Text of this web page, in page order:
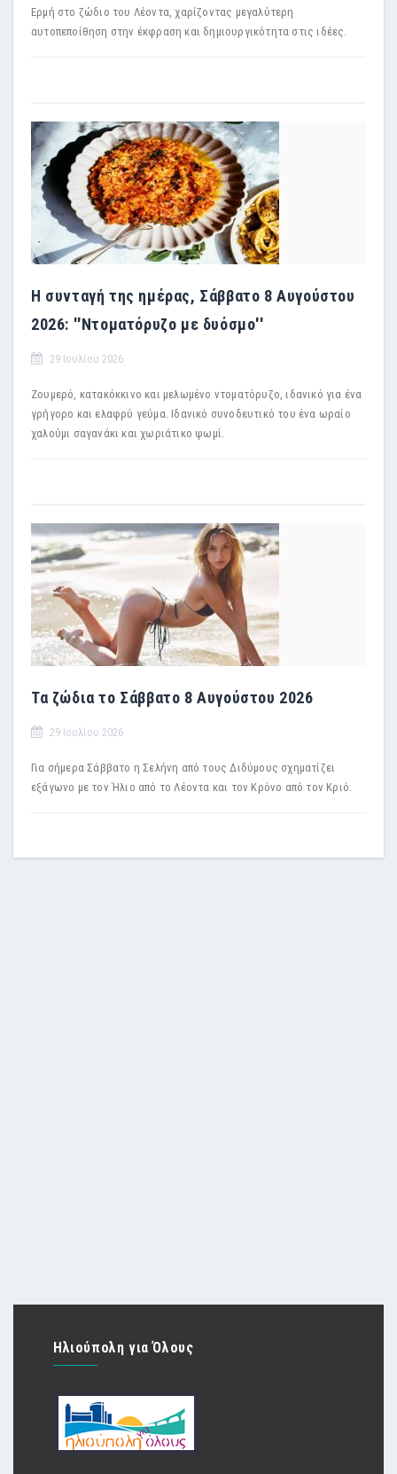
Ερμή στο ζώδιο του Λέοντα, χαρίζοντας μεγαλύτερη
αυτοπεποίθηση στην έκφραση και δημιουργικότητα στις ιδέες.
Η συνταγή της ημέρας, Σάββατο 8 Αυγούστου
2026: ''Ντοματόρυζο με δυόσμο''
29 Ιουλίου 2026
Ζουμερό, κατακόκκινο και μελωμένο ντοματόρυζο, ιδανικό για ένα
γρήγορο και ελαφρύ γεύμα. Ιδανικό συνοδευτικό του ένα ωραίο
χαλούμι σαγανάκι και χωριάτικο ψωμί.
Τα ζώδια το Σάββατο 8 Αυγούστου 2026
29 Ιουλίου 2026
Για σήμερα Σάββατο η Σελήνη από τους Διδύμους σχηματίζει
εξάγωνο με τον Ήλιο από το Λέοντα και τον Κρόνο από τον Κριό.
Ηλιούπολη για Όλους